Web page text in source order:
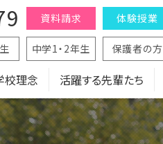
校理念 活躍する先輩たち
資料請求 体験授業
中学1・2年生 保護者の方